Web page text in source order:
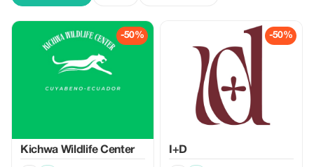
-50%
Kichwa Wildlife Center
-50%
I+D